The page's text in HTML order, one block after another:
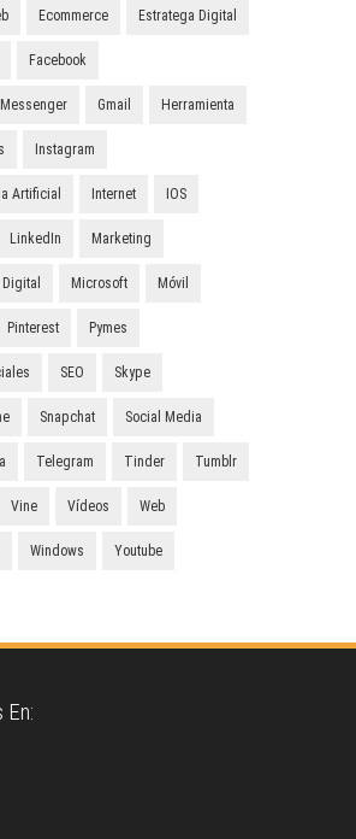
Ecommerce Estratega Digital
Facebook
Gmail Herramienta
Instagram
Artificial Internet IOS
LinkedIn Marketing
Microsoft Móvil
Pinterest Pymes
SEO Skype
Snapchat Social Media
Telegram Tinder Tumblr
Vine Vídeos Web
Windows Youtube
En: